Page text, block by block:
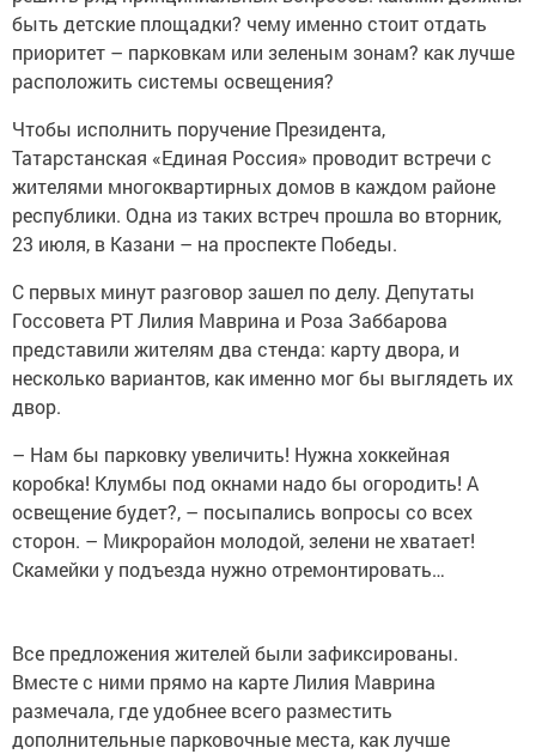
быть детские площадки? чему именно стоит отдать
приоритет – парковкам или зеленым зонам? как лучше
расположить системы освещения?
Чтобы исполнить поручение Президента,
Татарстанская «Единая Россия» проводит встречи с
жителями многоквартирных домов в каждом районе
республики. Одна из таких встреч прошла во вторник,
23 июля, в Казани – на проспекте Победы.
С первых минут разговор зашел по делу. Депутаты
Госсовета РТ Лилия Маврина и Роза Заббарова
представили жителям два стенда: карту двора, и
несколько вариантов, как именно мог бы выглядеть их
двор.
– Нам бы парковку увеличить! Нужна хоккейная
коробка! Клумбы под окнами надо бы огородить! А
освещение будет?, – посыпались вопросы со всех
сторон. – Микрорайон молодой, зелени не хватает!
Скамейки у подъезда нужно отремонтировать…
Все предложения жителей были зафиксированы.
Вместе с ними прямо на карте Лилия Маврина
размечала, где удобнее всего разместить
дополнительные парковочные места, как лучше